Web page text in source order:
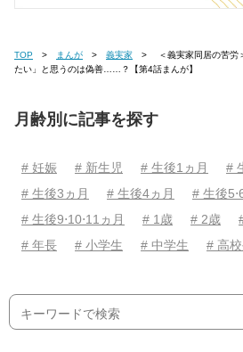
TOP まんが 義実家
たい」と思うのは偽善……？【第4話まんが】
月齢別に記事を探す
# 妊娠 # 新生児 # 生後1ヵ月
#
# 生後3ヵ月
# 生後4ヵ月 # 生後
# 生後9⋅10⋅11ヵ月
# 1歳 # 2歳
# 年長
# 小学生 # 中学生 # 高